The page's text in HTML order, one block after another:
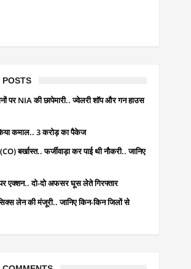
POSTS
पर NIA की छापेमारी.. ज्वेलरी शॉप और गन हाउस
कमाल.. 3 करोड़ का पैकेज
बर्खास्त.. फर्जीवाड़ा कर पाई थी नौकरी.. जानिए
एक्शन.. दो-दो अफसर घूस लेते गिरफ्तार
लेन की मंजूरी.. जानिए किन-किन जिलों से